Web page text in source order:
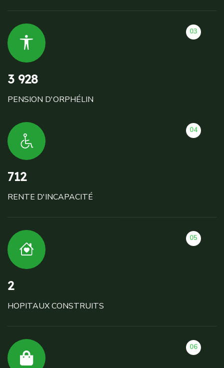
03
3 928
PENSION D'ORPHÉLIN
04
712
RENTE D'INCAPACITÉ
05
2
HOPITAUX CONSTRUITS
06